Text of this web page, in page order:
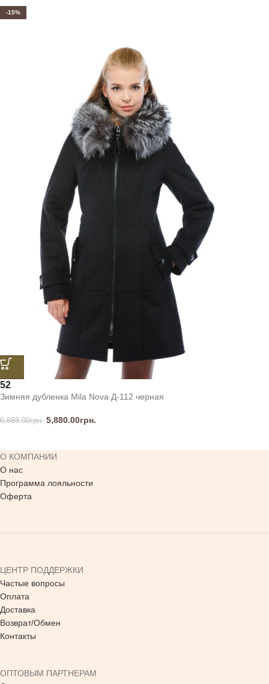
-15%
52
Зимняя дубленка Mila Nova Д-112 черная
6,888.00грн. 5,880.00грн.
О КОМПАНИИ
О нас
Программа лояльности
Оферта
ЦЕНТР ПОДДЕРЖКИ
Частые вопросы
Оплата
Доставка
Возврат/Обмен
Контакты
ОПТОВЫМ ПАРТНЕРАМ